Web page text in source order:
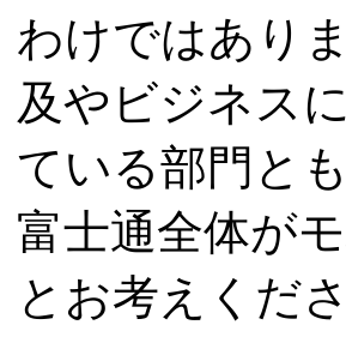
わけではあり
及やビジネス
ている部門と
富士通全体が
とお考えくださ